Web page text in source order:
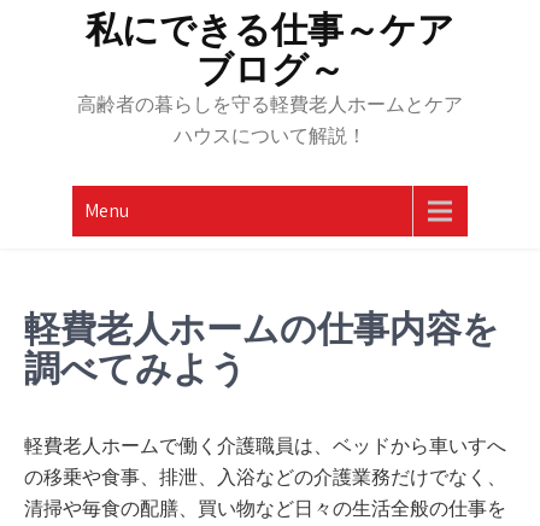
私にできる仕事～ケア
ブログ～
高齢者の暮らしを守る軽費老人ホームとケア
ハウスについて解説！
Menu
軽費老人ホームの仕事内容を
調べてみよう
軽費老人ホームで働く介護職員は、ベッドから車いすへ
の移乗や食事、排泄、入浴などの介護業務だけでなく、
清掃や毎食の配膳、買い物など日々の生活全般の仕事を